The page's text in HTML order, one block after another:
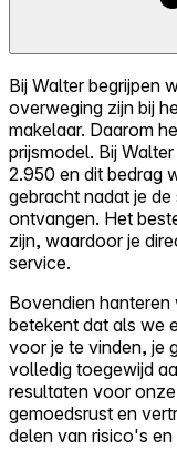
Bij Walter begrijpen
overweging zijn bij
makelaar. Daarom
prijsmodel. Bij
2.950 en dit bedrag
gebracht nadat je
ontvangen. Het
zijn, waardoor je
service.
Bovendien
betekent dat als we
voor je te vinden, je
volledig toegewijd
resultaten voor
gemoedsrust en
delen van risico's